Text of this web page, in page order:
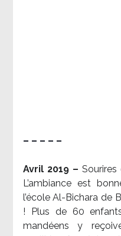
– – – – –
Avril 2019 –
L’ambiance est
l’école Al-Bichara de
! Plus de 60
mandéens y